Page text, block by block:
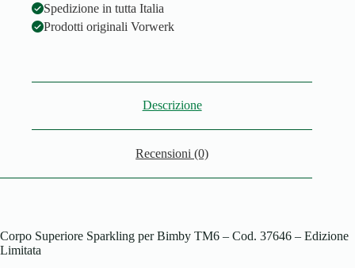
Spedizione in tutta Italia
Prodotti originali Vorwerk
Descrizione
Recensioni (0)
Corpo Superiore Sparkling per Bimby TM6 – Cod. 37646 – Edizione
Limitata